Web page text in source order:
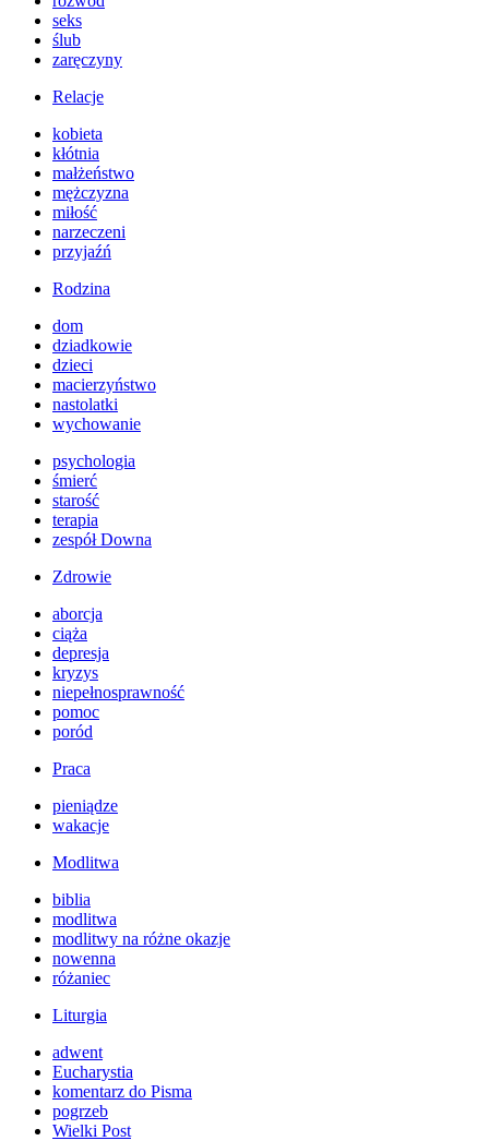
seks
ślub
zaręczyny
Relacje
kobieta
kłótnia
małżeństwo
mężczyzna
miłość
narzeczeni
przyjaźń
Rodzina
dom
dziadkowie
dzieci
macierzyństwo
nastolatki
wychowanie
psychologia
śmierć
starość
terapia
zespół Downa
Zdrowie
aborcja
ciąża
depresja
kryzys
niepełnosprawność
pomoc
poród
Praca
pieniądze
wakacje
Modlitwa
biblia
modlitwa
modlitwy na różne okazje
nowenna
różaniec
Liturgia
adwent
Eucharystia
komentarz do Pisma
pogrzeb
Wielki Post